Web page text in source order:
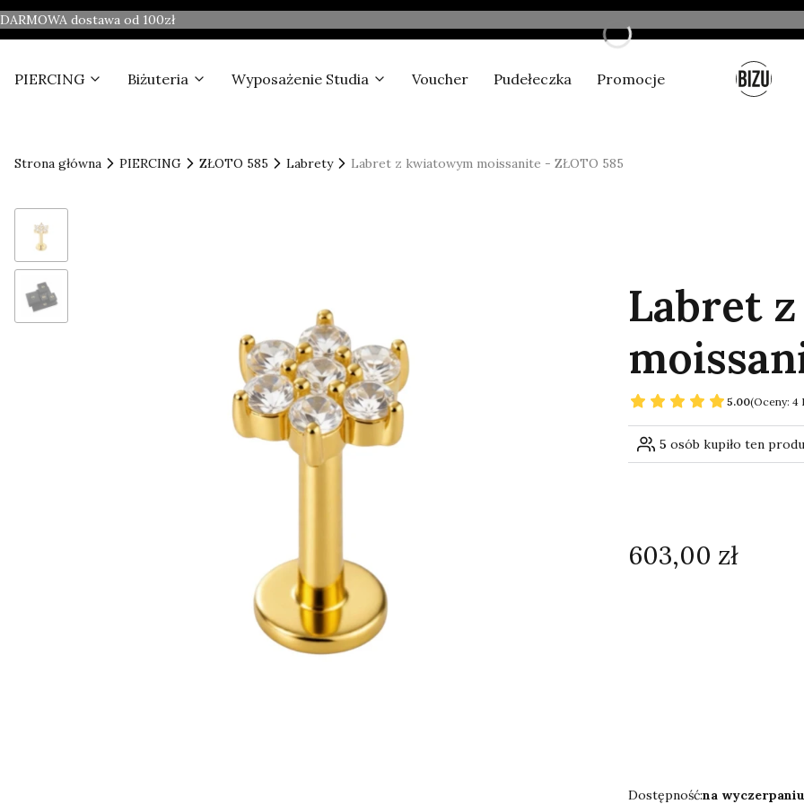
DARMOWA dostawa od 100zł
PIERCING Biżuteria Wyposażenie Studia Voucher Pudełeczka Promocje Nowe produkty
Strona główna PIERCING ZŁOTO 585 Labrety Labret z kwiatowym moissanite - ZŁOTO 585
Labret
5.00(Oceny: 4
5 osób kupiło ten
Cena
603,00 zł
Dostępność:na wyczerpaniu